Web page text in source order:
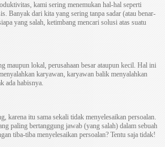
kami sering menemukan hal-hal seperti
Banyak dari kita yang sering tanpa sadar (atau benar-
yang salah, ketimbang mencari solusi atas suatu
maupun lokal, perusahaan besar ataupun kecil. Hal ini
karyawan, karyawan balik menyalahkan
ada habisnya.
karena itu sama sekali tidak menyelesaikan persoalan.
paling bertanggung jawab (yang salah) dalam sebuah
tiba-tiba menyelesaikan persoalan? Tentu saja tidak!